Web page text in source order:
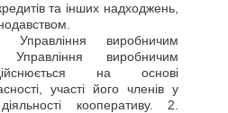
та інших надходжень,
виробничим
виробничим
на основі
участі його членів у
кооперативу. 2.